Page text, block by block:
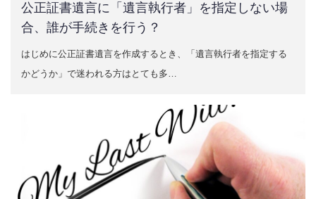
公正証書遺言に「遺言執行者」を指定しない場
合、誰が手続きを行う？
はじめに公正証書遺言を作成するとき、「遺言執行者を指定する
かどうか」で迷われる方はとても多…